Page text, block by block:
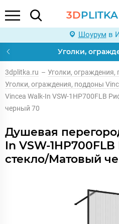
3DPLITKA
Шоурум в
Уголки,
3dplitka.ru – Уголки, ограждения,
Уголки, ограждения, поддоны
Vincea Walk-In VSW-1HP700FLB
черный 70
Душевая
In VSW-
стекло/Матовый